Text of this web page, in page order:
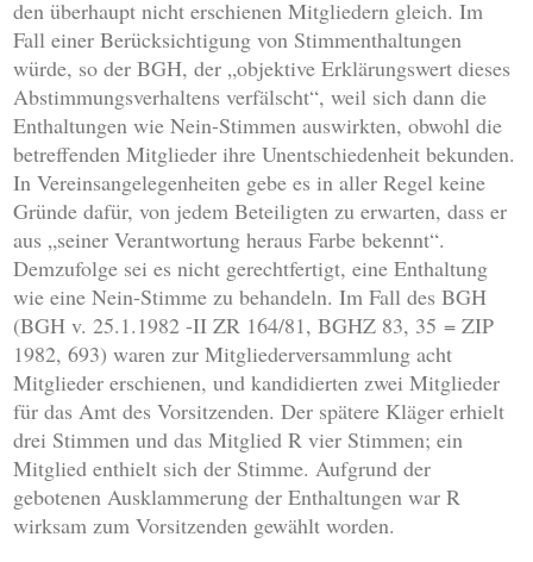
den überhaupt nicht erschienen Mitgliedern gleich. Im
Fall einer Berücksichtigung von Stimmenthaltungen
würde, so der BGH, der „objektive Erklärungswert dieses
Abstimmungsverhaltens verfälscht“, weil sich dann die
Enthaltungen wie Nein-Stimmen auswirkten, obwohl die
betreffenden Mitglieder ihre Unentschiedenheit bekunden.
In Vereinsangelegenheiten gebe es in aller Regel keine
Gründe dafür, von jedem Beteiligten zu erwarten, dass er
aus „seiner Verantwortung heraus Farbe bekennt“.
Demzufolge sei es nicht gerechtfertigt, eine Enthaltung
wie eine Nein-Stimme zu behandeln. Im Fall des BGH
(BGH v. 25.1.1982 -II ZR 164/81, BGHZ 83, 35 = ZIP
1982, 693) waren zur Mitgliederversammlung acht
Mitglieder erschienen, und kandidierten zwei Mitglieder
für das Amt des Vorsitzenden. Der spätere Kläger erhielt
drei Stimmen und das Mitglied R vier Stimmen; ein
Mitglied enthielt sich der Stimme. Aufgrund der
gebotenen Ausklammerung der Enthaltungen war R
wirksam zum Vorsitzenden gewählt worden.